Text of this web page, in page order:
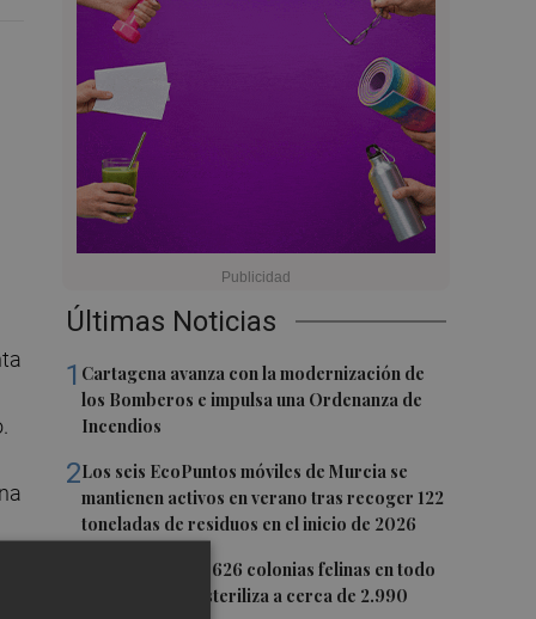
Últimas Noticias
1 Cartagena avanza con la modernización de
los Bomberos e impulsa una Ordenanza de
Incendios
2Los seis EcoPuntos móviles de Murcia se
mantienen activos en verano tras recoger 122
toneladas de residuos en el inicio de 2026
Murcia registra 626 colonias felinas en todo
el municipio y esteriliza a cerca de 2.990